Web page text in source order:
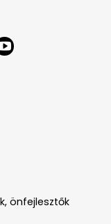
önfejlesztők